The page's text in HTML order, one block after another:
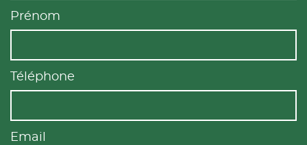
Prénom
Téléphone
Email